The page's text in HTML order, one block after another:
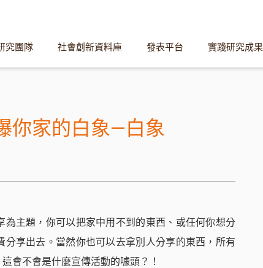
究團隊 社會創新資料庫 發表平台 實踐研究成果
你家的白象—白象
主題，你可以把家中用不到的東西、或任何你想分
享出去。當然你也可以去拿別人分享的東西，所有
會不會是什麼宣傳活動的噱頭？！